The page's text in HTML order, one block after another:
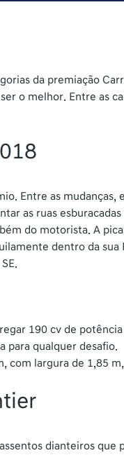
da premiação
o melhor. Entre as
Entre as mudanças,
as ruas esburacadas
do motorista. A
dentro da sua
190 cv de
para qualquer desafio.
largura de 1,85
dianteiros que